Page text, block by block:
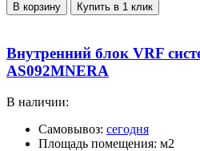
В корзину Купить в 1 клик
Внутренний блок VRF
AS092MNERA
В наличии:
Самовывоз: сегодня
Площадь помещения: м2